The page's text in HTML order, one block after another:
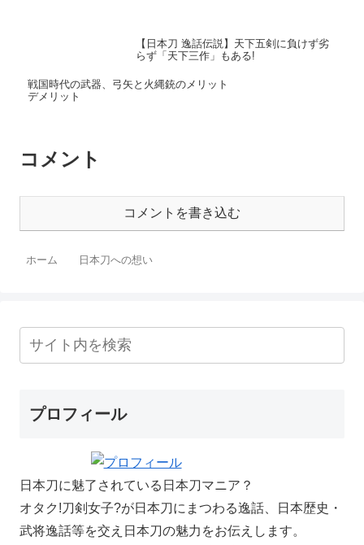
【日本刀 逸話伝説】天下五剣に負けず劣
らず「天下三作」もある!
戦国時代の武器、弓矢と火縄銃のメリット
デメリット
コメント
コメントを書き込む
ホーム 日本刀への想い
プロフィール
日本刀に魅了されている日本刀マニア？
オタク!刀剣女子?が日本刀にまつわる逸話、日本歴史・
武将逸話等を交え日本刀の魅力をお伝えします。